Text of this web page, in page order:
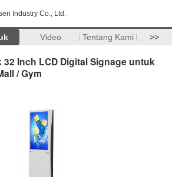
Industry Co., Ltd.
Video Tentang Kami >>
32 Inch LCD Digital Signage untuk
/ Gym